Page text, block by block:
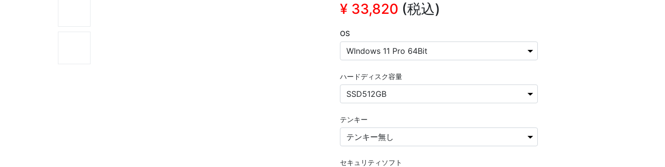
¥ 33,820 (税込)
OS
ハードディスク容量
テンキー
セキュリティソフト